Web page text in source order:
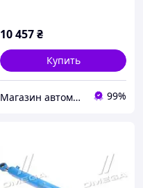
10 457₴
Купить
Магазин автомобильных деталей 99%